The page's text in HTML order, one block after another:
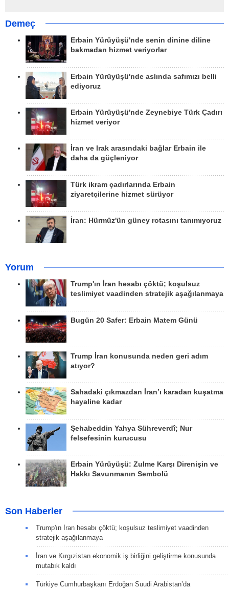
Demeç
Erbain Yürüyüşü'nde senin dinine diline
bakmadan hizmet veriyorlar
Erbain Yürüyüşü'nde aslında safımızı belli
ediyoruz
Erbain Yürüyüşü'nde Zeynebiye Türk Çadırı
hizmet veriyor
İran ve Irak arasındaki bağlar Erbain ile
daha da güçleniyor
Türk ikram çadırlarında Erbain
ziyaretçilerine hizmet sürüyor
İran: Hürmüz'ün güney rotasını tanımıyoruz
Yorum
Trump'ın İran hesabı çöktü; koşulsuz
teslimiyet vaadinden stratejik aşağılanmaya
Bugün 20 Safer: Erbain Matem Günü
Trump İran konusunda neden geri adım
atıyor?
Sahadaki çıkmazdan İran’ı karadan kuşatma
hayaline kadar
Şehabeddin Yahya Sühreverdî; Nur
felsefesinin kurucusu
Erbain Yürüyüşü: Zulme Karşı Direnişin ve
Hakkı Savunmanın Sembolü
Son Haberler
Trump'ın İran hesabı çöktü; koşulsuz teslimiyet vaadinden
stratejik aşağılanmaya
İran ve Kırgızistan ekonomik iş birliğini geliştirme konusunda
mutabık kaldı
Türkiye Cumhurbaşkanı Erdoğan Suudi Arabistan’da